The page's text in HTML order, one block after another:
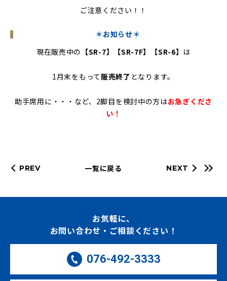
ご注意ください！！
＊お知らせ＊
現在販売中の 【SR-7】【SR-7F】【SR-6】 は
1月末をもって 販売終了 となります。
助手席用に・・・など、2脚目を検討中の方はお急ぎくださ
い！
PREV 一覧に戻る NEXT
お気軽に、
お問い合わせ・ご相談ください！
076-492-3333